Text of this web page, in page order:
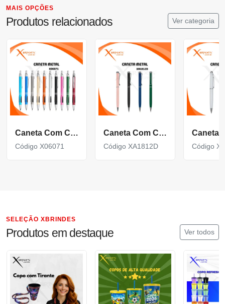
MAIS OPÇÕES
Produtos relacionados Ver categoria
Caneta Com Corpo De Metal Carga Azul E Acionamento Por Clique X06071
Código X06071
Caneta Com Corpo De Metal Carga Azul E Acionamento Por Rotação Xa1812D
Código XA1812D Código
SELEÇÃO XBRINDES
Produtos em destaque Ver todos